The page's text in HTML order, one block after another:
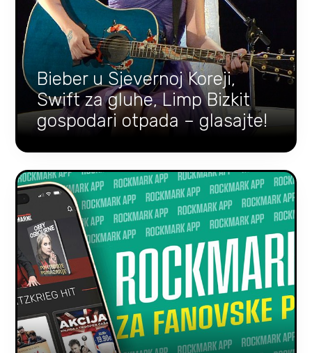
Bieber u Sjevernoj Koreji,
Swift za gluhe, Limp Bizkit
gospodari otpada – glasajte!